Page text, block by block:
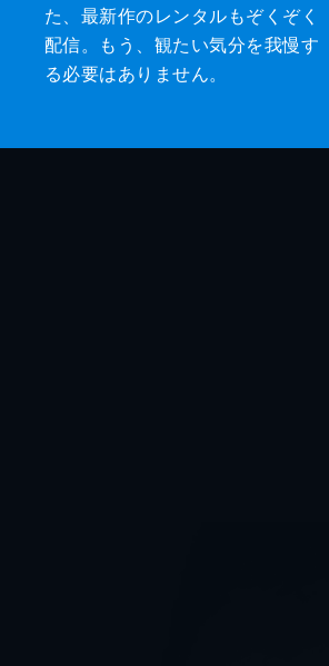
た、最新作のレンタルもぞくぞく
配信。もう、観たい気分を我慢す
る必要はありません。